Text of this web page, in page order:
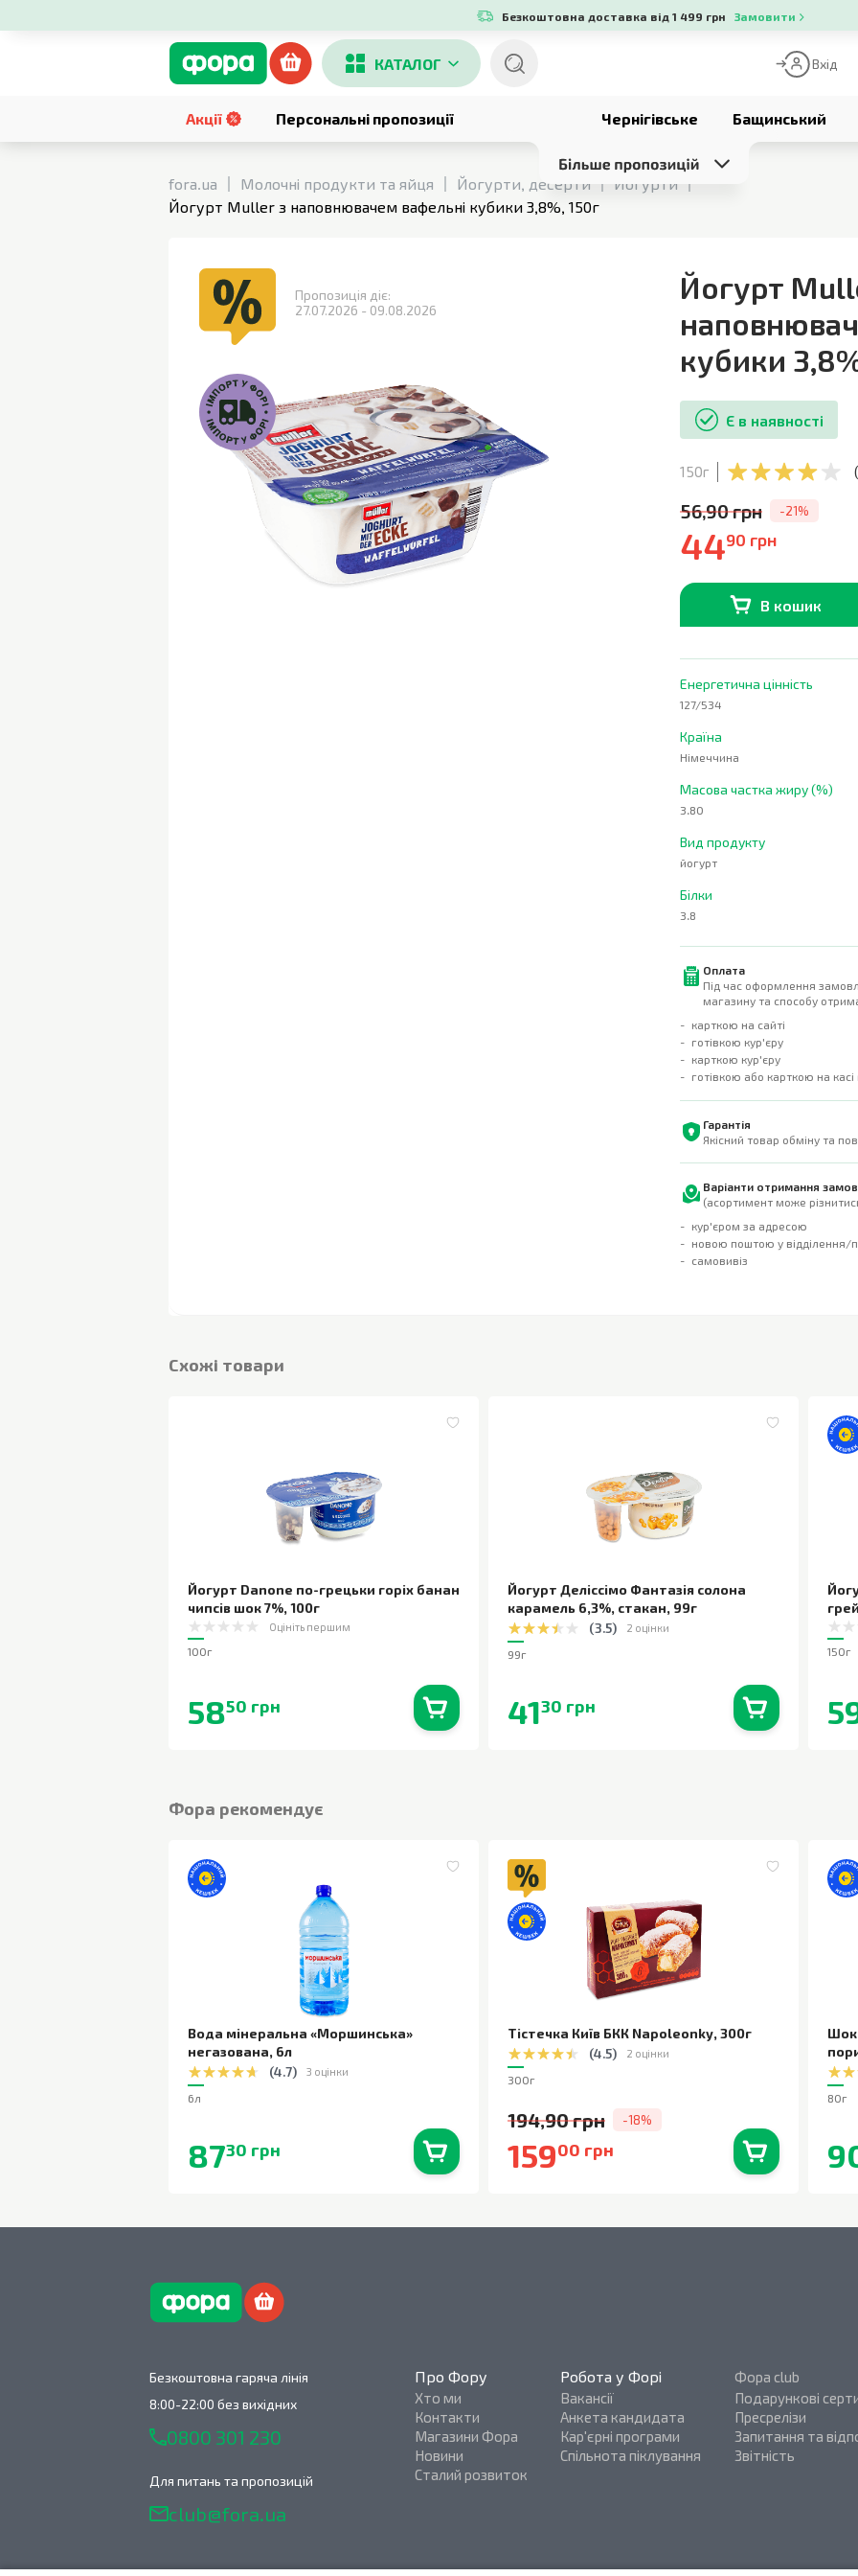
Безкоштовна доставка від 1 499 грн Замовити
КАТАЛОГ Вхід
Акції Персональні пропозиції Чернігівське Бащинський
fora.ua
Молочні продукти та яйця Йогурти, десерти
Йогурти
Йогурт Muller з наповнювачем вафельні кубики 3,8%, 150г
Пропозиція діє:
27.07.2026 - 09.08.2026
Йогурт
кубики
Є в наявності
150г (
56,90 грн -21%
4490 грн
В кошик
Енергетична цінність
127/534
Країна
Німеччина
Масова частка жиру (%)
3.80
Вид продукту
йогурт
Білки
3.8
Оплата
Під час оформлення
магазину та способу
карткою на сайті
готівкою кур'єру
карткою кур'єру
готівкою або карткою на
Гарантія
Якісний товар обміну та
Варіанти отримання
(асортимент може
кур'єром за адресою
новою поштою у відділення/
самовивіз
Cхожі товари
Йогурт Danone по-грецьки горіх банан
чипсів шок 7%, 100г
Оцініть першим
100г
5850 грн
Йогурт Деліссімо Фантазія солона
карамель 6,3%, стакан, 99г
(3.5) 2 оцінки
99г
4130 грн
150г
Фора рекомендує
Вода мінеральна «Моршинська»
негазована, 6л
(4.7) 3 оцінки
6л
8730 грн
Тістечка Київ БКК Napoleonky, 300г
(4.5) 2 оцінки
300г
194,90 грн -18%
15900 грн
80г
Безкоштовна гаряча лінія
8:00-22:00 без вихідних
0800 301 230
Для питань та пропозицій
club@fora.ua
Про Фору
Хто ми
Контакти
Магазини Фора
Новини
Сталий розвиток
Робота у Форі
Вакансії
Анкета кандидата
Кар'єрні програми
Спільнота піклування
Фора club
Подарункові
Пресрелізи
Запитання та
Звітність